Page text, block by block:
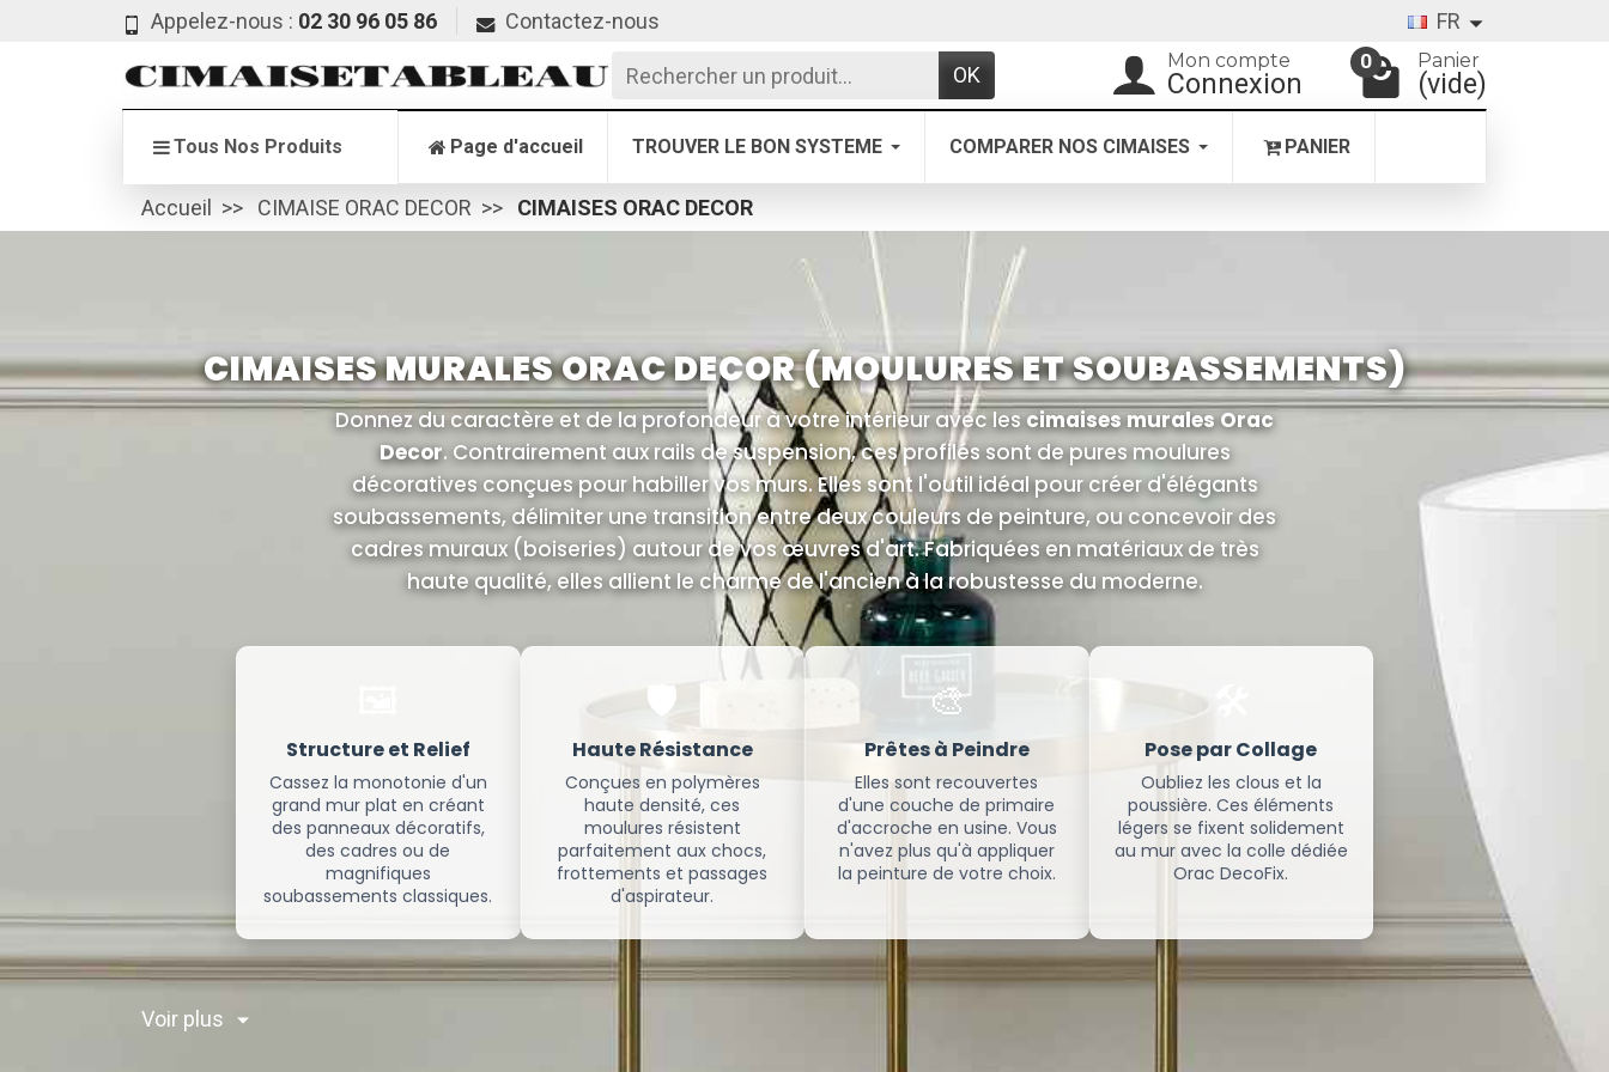
Appelez-nous : 02 30 96 05 86 Contactez-nous FR
OK
Mon compte
Connexion
0 Panier
(vide)
Tous Nos Produits Page d'accueil TROUVER LE BON SYSTEME COMPARER NOS CIMAISES PANIER
Accueil CIMAISE ORAC DECOR CIMAISES ORAC DECOR
CIMAISES MURALES ORAC DECOR (MOULURES ET SOUBASSEMENTS)
Donnez du caractère et de la profondeur à votre intérieur avec lescimaises murales Orac
Decor. Contrairement aux rails de suspension, ces profilés sont de pures moulures
décoratives conçues pour habiller vos murs. Elles sont l'outil idéal pour créer d'élégants
soubassements, délimiter une transition entre deux couleurs de peinture, ou concevoir des
cadres muraux (boiseries) autour de vos œuvres d'art. Fabriquées en matériaux de très
haute qualité, elles allient le charme de l'ancien à la robustesse du moderne.
Structure et Relief
Cassez la monotonie d'un
grand mur plat en créant
des panneaux décoratifs,
des cadres ou de
magnifiques
soubassements classiques.
🛡️
Haute Résistance
Conçues en polymères
haute densité, ces
moulures résistent
parfaitement aux chocs,
frottements et passages
d'aspirateur.
🎨
Prêtes à Peindre
Elles sont recouvertes
d'une couche de primaire
d'accroche en usine. Vous
n'avez plus qu'à appliquer
la peinture de votre choix.
Pose par Collage
Oubliez les clous et la
poussière. Ces éléments
légers se fixent solidement
au mur avec la colle dédiée
Orac DecoFix.
Voir plus